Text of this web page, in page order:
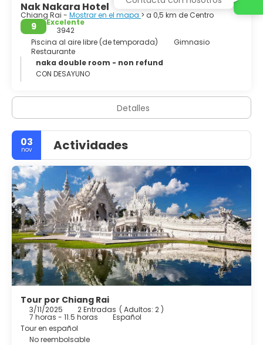
Nak Nakara Hotel
Chiang Rai - Mostrar en el mapa > a 0,5 km de Centro
9
Excelente
3942
Piscina al aire libre (de temporada)
Gimnasio
Restaurante
naka double room - non refund
CON DESAYUNO
Detalles
03
nov Actividades
Tour por Chiang Rai
3/11/2025 2 Entradas ( Adultos: 2 )
7 horas - 11.5 horas
Español
Tour en español
No reembolsable